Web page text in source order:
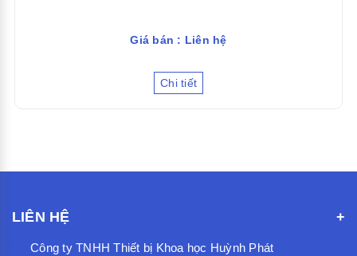
Giá bán : Liên hệ
Chi tiết
LIÊN HỆ
Công ty TNHH Thiết bị Khoa học Huỳnh Phát